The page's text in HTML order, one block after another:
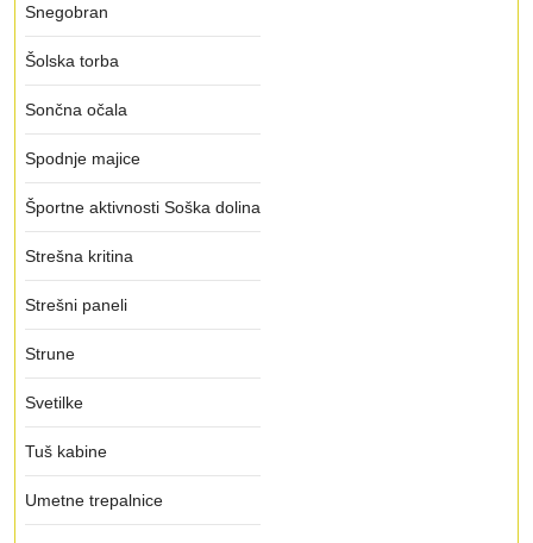
Snegobran
Šolska torba
Sončna očala
Spodnje majice
Športne aktivnosti Soška dolina
Strešna kritina
Strešni paneli
Strune
Svetilke
Tuš kabine
Umetne trepalnice